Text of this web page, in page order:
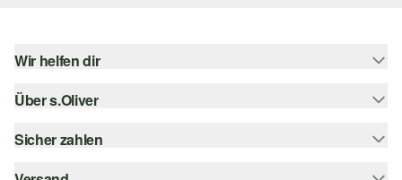
Wir helfen dir
Hilfe & FAQ
Über s.Oliver
Newsletter
Sicher zahlen